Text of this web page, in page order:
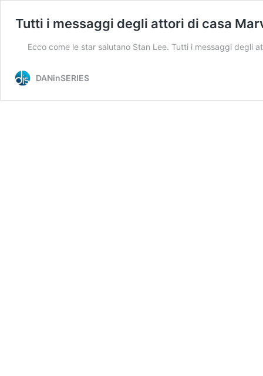
Tutti i messaggi degli attori di casa
Ecco come le star salutano Stan Lee. Tutti i messaggi degli
DANinSERIES